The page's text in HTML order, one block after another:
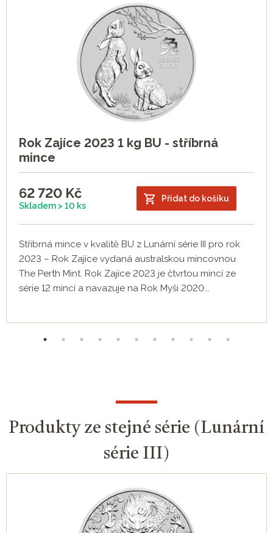
Rok Zajíce 2023 1 kg BU - stříbrná
mince
62 720 Kč
Skladem > 10 ks
Přidat do košíku
Stříbrná mince v kvalitě BU z Lunární série III pro rok
2023 – Rok Zajíce vydaná australskou mincovnou
The Perth Mint. Rok Zajíce 2023 je čtvrtou mincí ze
série 12 mincí a navazuje na Rok Myši 2020...
Produkty ze stejné série (Lunární
série III)